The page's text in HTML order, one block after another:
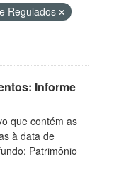
Regulados
Informe
que contém as
à data de
Patrimônio